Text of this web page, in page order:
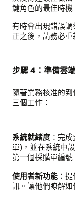
鍵角色的最佳時機
有時會出現錯誤
正之後，請務必
步驟 4：準備雲
隨著業務核准的
三個工作：
系統就緒度 ：完
單)，並在系統中
第一個採購單編號
使用者新功能 ：
訊。讓他們瞭解